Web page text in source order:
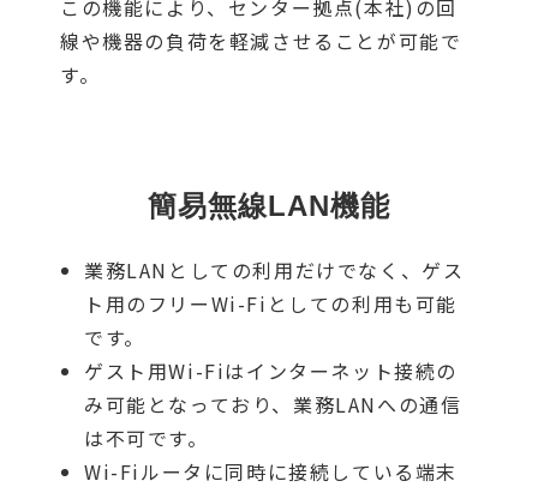
この機能により、センター拠点(本社)の回
線や機器の負荷を軽減させることが可能で
す。
簡易無線LAN機能
業務LANとしての利用だけでなく、ゲス
ト用のフリーWi-Fiとしての利用も可能
です。
ゲスト用Wi-Fiはインターネット接続の
み可能となっており、業務LANへの通信
は不可です。
Wi-Fiルータに同時に接続している端末